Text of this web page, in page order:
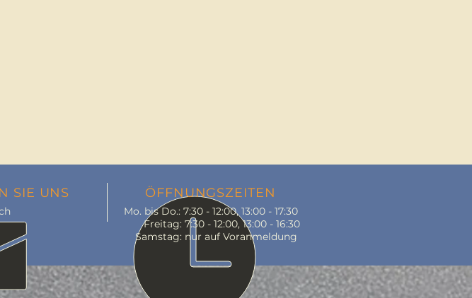
SIE UNS ÖFFNUNGSZEITEN
Mo. bis Do.: 7:30 - 12:00, 13:00 - 17:30
Freitag: 7:30 - 12:00, 13:00 - 16:30
Samstag: nur auf Voranmeldung